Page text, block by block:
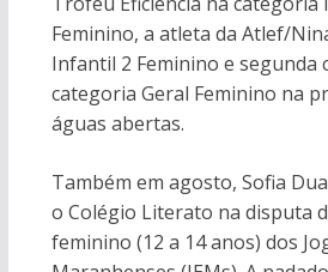
Feminino, a atleta da Atlef/
Infantil 2 Feminino e segunda
categoria Geral Feminino na
águas abertas.
Também em agosto, Sofia
o Colégio Literato na disputa
feminino (12 a 14 anos) dos